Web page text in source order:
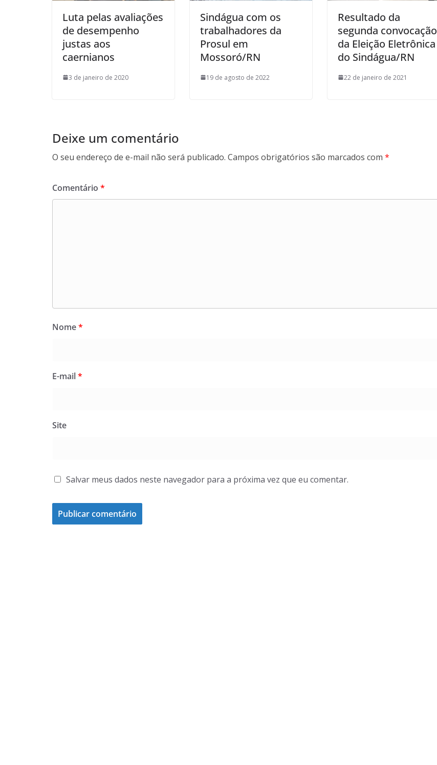
Luta pelas avaliações
de desempenho
justas aos
caernianos
3 de janeiro de 2020
Sindágua com os
trabalhadores da
Prosul em
Mossoró/RN
19 de agosto de 2022
Resultado da
segunda convocação
da Eleição Eletrônica
do Sindágua/RN
22 de janeiro de 2021
Deixe um comentário
O seu endereço de e-mail não será publicado. Campos obrigatórios são marcados com *
Comentário *
Nome*
E-mail*
Site
Salvar meus dados neste navegador para a próxima vez que eu comentar.